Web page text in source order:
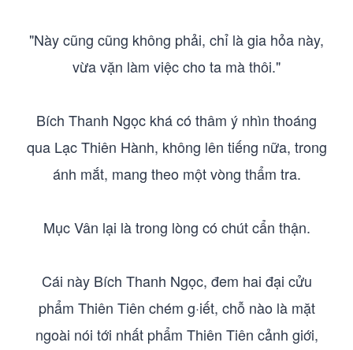
"Này cũng cũng không phải, chỉ là gia hỏa này,
vừa vặn làm việc cho ta mà thôi."
Bích Thanh Ngọc khá có thâm ý nhìn thoáng
qua Lạc Thiên Hành, không lên tiếng nữa, trong
ánh mắt, mang theo một vòng thẩm tra.
Mục Vân lại là trong lòng có chút cẩn thận.
Cái này Bích Thanh Ngọc, đem hai đại cửu
phẩm Thiên Tiên chém g·iết, chỗ nào là mặt
ngoài nói tới nhất phẩm Thiên Tiên cảnh giới,